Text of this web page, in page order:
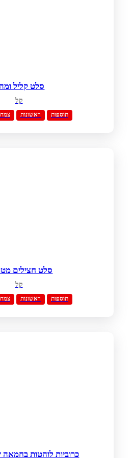
סלט קליל
קל
ראשונות תוספות
סלט חצילים
קל
ראשונות תוספות
כרוביות לוהטות בחמאה